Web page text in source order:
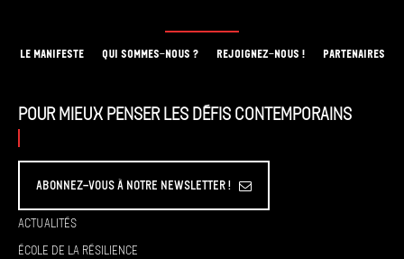
LE MANIFESTE QUI SOMMES-NOUS ? REJOIGNEZ-NOUS ! PARTENAIRES
Pour mieux penser les défis contemporains
Abonnez-vous à Notre Newsletter !
Actualités
École de la résilience